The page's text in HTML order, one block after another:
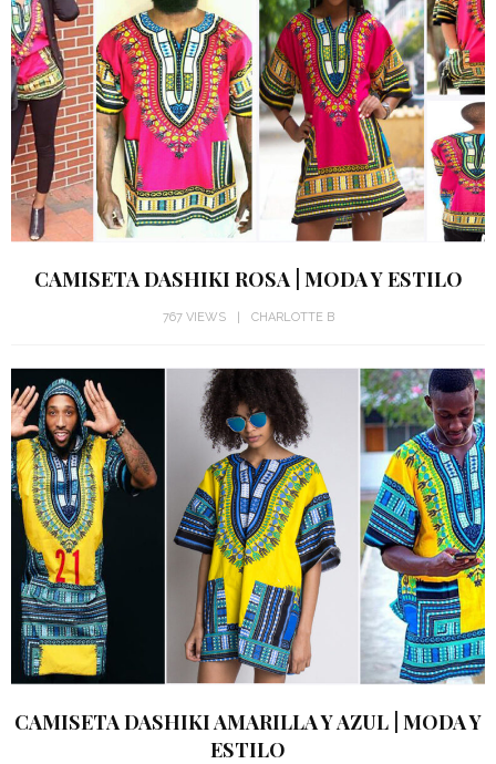
CAMISETA DASHIKI ROSA | MODA Y ESTILO
767 VIEWS CHARLOTTE B
CAMISETA DASHIKI AMARILLA Y AZUL | MODA Y
ESTILO